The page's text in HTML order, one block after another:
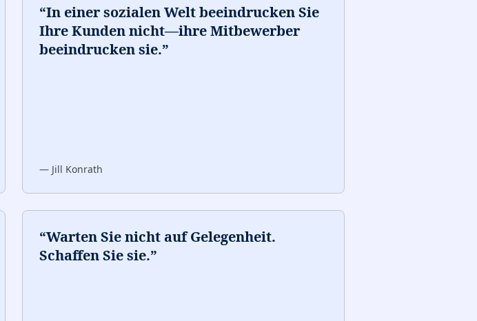
“In einer sozialen Welt beeindrucken Sie
Ihre Kunden nicht—ihre Mitbewerber
beeindrucken sie.”
— Jill Konrath
“Warten Sie nicht auf Gelegenheit.
Schaffen Sie sie.”